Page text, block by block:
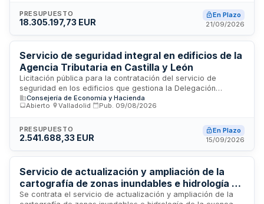
2027 y se licita por la Sociedad Pública de Infraestructuras y
Medio Ambiente de Castilla y León. Esta infraestructura
fuentes renovables para la calefacción urbana sostenible.
PRESUPUESTO
18.305.197,73 EUR
En Plazo
21/09/2026
Servicio de seguridad integral en edificios de la
Agencia Tributaria en Castilla y León
Licitación pública para la contratación del servicio de
seguridad en los edificios que gestiona la Delegación
Especial de la Agencia Tributaria en Castilla y León. El
servicio comprende tareas de vigilancia, protección y
en la región, garantizando la seguridad de bienes, personal y
documentación. La Delegación Especial de la AEAT en
especializadas en seguridad que aseguren la protección
integral de sus dependencias mediante personal cualificado
y sistemas de vigilancia adecuados.
Consejería de Economía y Hacienda
Abierto
Valladolid Pub. 09/08/2026
PRESUPUESTO
2.541.688,33 EUR
En Plazo
15/09/2026
Servicio de actualización y ampliación de la
cartografía de zonas inundables e hidrología de
la cuenca del Duero
Se contrata el servicio de actualización y ampliación de la